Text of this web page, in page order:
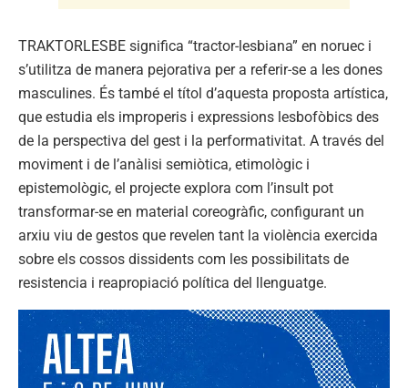
TRAKTORLESBE significa “tractor-lesbiana” en noruec i
s’utilitza de manera pejorativa per a referir-se a les dones
masculines. És també el títol d’aquesta proposta artística,
que estudia els improperis i expressions lesbofòbics des
de la perspectiva del gest i la performativitat. A través del
moviment i de l’anàlisi semiòtica, etimològic i
epistemològic, el projecte explora com l’insult pot
transformar-se en material coreogràfic, configurant un
arxiu viu de gestos que revelen tant la violència exercida
sobre els cossos dissidents com les possibilitats de
resistencia i reapropiació política del llenguatge.